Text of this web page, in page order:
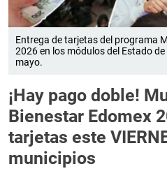
Entrega de tarjetas del programa
2026 en los módulos del Estado
mayo.
¡Hay pago doble!
Bienestar Edomex
tarjetas este
municipios